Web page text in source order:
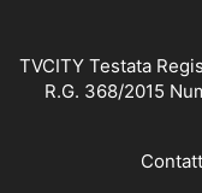
TVCITY Testata
R.G. 368/2015